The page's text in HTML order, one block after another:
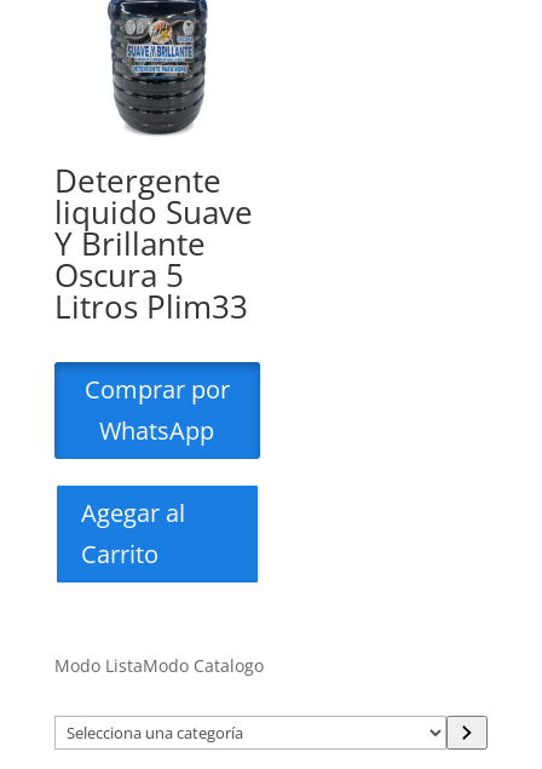
Detergente
liquido Suave
Y Brillante
Oscura 5
Litros Plim33
Comprar por
WhatsApp
Agegar al
Carrito
Modo ListaModo Catalogo
Selecciona
una